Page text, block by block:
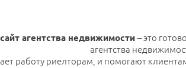
агентства недвижимости – это
агентства
работу риелторам, и помогают